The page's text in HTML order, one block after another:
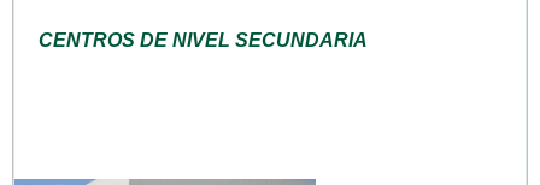
CENTROS DE NIVEL SECUNDARIA